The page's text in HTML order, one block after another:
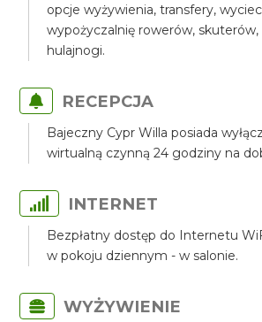
opcje wyżywienia, transfery,
wypożyczalnię rowerów,
hulajnogi.
RECEPCJA
Bajeczny Cypr Willa posiada
wirtualną czynną 24 godziny na
INTERNET
Bezpłatny dostęp do Internetu
w pokoju dziennym - w salonie.
WYŻYWIENIE